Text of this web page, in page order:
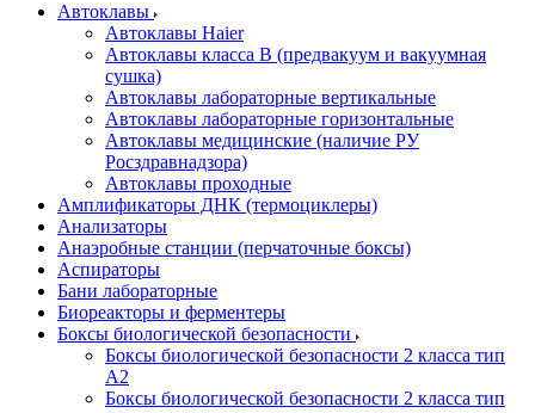
Автоклавы
Автоклавы Haier
Автоклавы класса B (предвакуум и вакуумная
сушка)
Автоклавы лабораторные вертикальные
Автоклавы лабораторные горизонтальные
Автоклавы медицинские (наличие РУ
Росздравнадзора)
Автоклавы проходные
Амплификаторы ДНК (термоциклеры)
Анализаторы
Анаэробные станции (перчаточные боксы)
Аспираторы
Бани лабораторные
Биореакторы и ферментеры
Боксы биологической безопасности
Боксы биологической безопасности 2 класса тип
A2
Боксы биологической безопасности 2 класса тип